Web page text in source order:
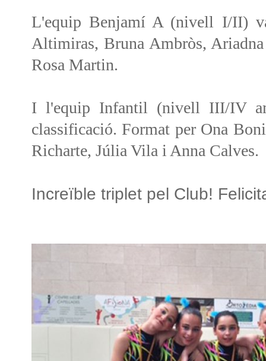
L'equip Benjamí A (nivell I/II)
Altimiras, Bruna Ambròs,
Rosa Martin.
I l'equip Infantil (nivell III/IV
classificació. Format per Ona
Richarte, Júlia Vila i Anna Calves.
Increïble triplet pel Club!